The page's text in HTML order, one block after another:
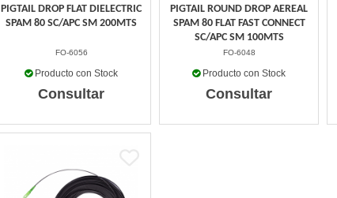
PIGTAIL DROP FLAT DIELECTRIC
SPAM 80 SC/APC SM 200MTS
FO-6056
Producto con Stock
Consultar
PIGTAIL ROUND DROP AEREAL
SPAM 80 FLAT FAST CONNECT
SC/APC SM 100MTS
FO-6048
Producto con Stock
Consultar